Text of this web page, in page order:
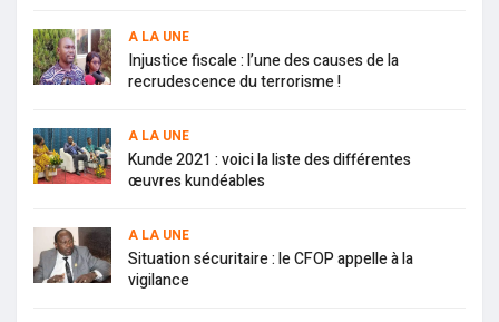
A LA UNE
Injustice fiscale : l’une des causes de la
recrudescence du terrorisme !
A LA UNE
Kunde 2021 : voici la liste des différentes
œuvres kundéables
A LA UNE
Situation sécuritaire : le CFOP appelle à la
vigilance